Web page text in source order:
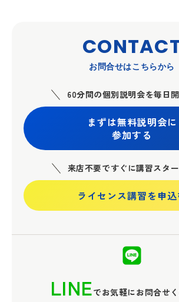
お問合せはこちらから
60分間の個別説明会を毎日
まずは無料説明会に
参加する
来店不要ですぐに講習スター
ライセンス講習を申込
LINEでお気軽にお問合せく